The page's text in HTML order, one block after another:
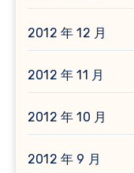
2012 年 12 月
2012 年 11 月
2012 年 10 月
2012 年 9 月